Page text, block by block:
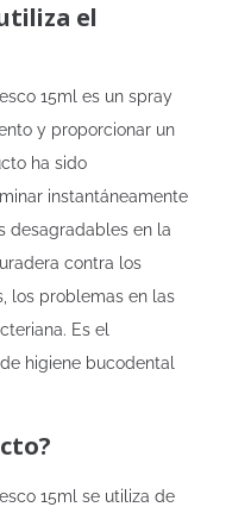
el
15ml es un spray
y proporcionar un
ha sido
instantáneamente
desagradables en la
contra los
los problemas en las
Es el
higiene bucodental
15ml se utiliza de